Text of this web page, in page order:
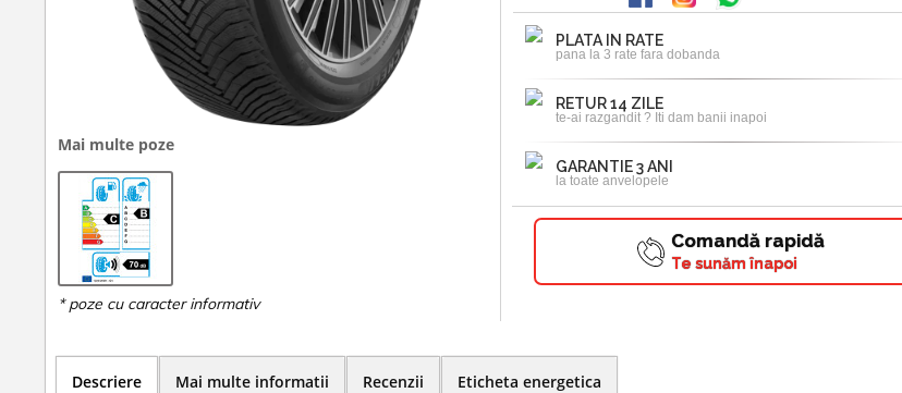
Mai multe poze
PLATA IN RATE
pana la 3 rate fara dobanda
RETUR 14 ZILE
te-ai razgandit ? Iti dam banii inapoi
GARANTIE 3 ANI
la toate anvelopele
Comandă rapidă
Te sunăm înapoi
Descriere Mai multe informatii Recenzii Eticheta energetica